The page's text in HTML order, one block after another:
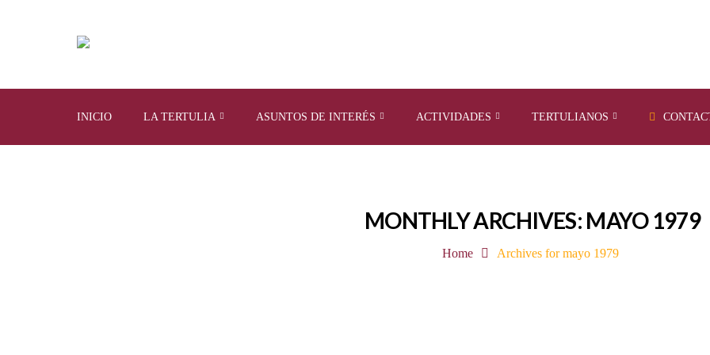
INICIO LA TERTULIA ASUNTOS DE INTERÉS ACTIVIDADES TERTULIANOS
MONTHLY ARCHIVES: MAYO 1979
Home Archives for mayo 1979